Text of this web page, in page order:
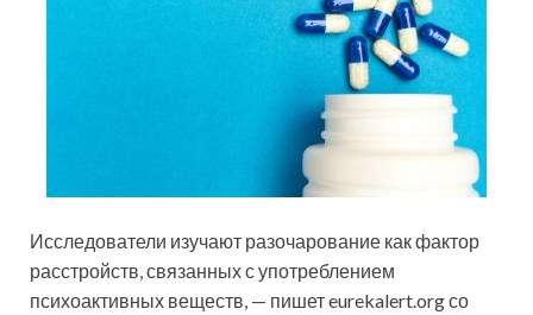
Исследователи изучают разочарование как фактор
расстройств, связанных с употреблением
психоактивных веществ, — пишет eurekalert.org со